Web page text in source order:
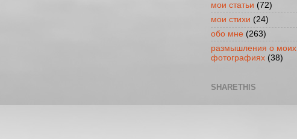
мои статьи (72)
мои стихи (24)
обо мне (263)
размышления о моих
фотографиях (38)
SHARETHIS